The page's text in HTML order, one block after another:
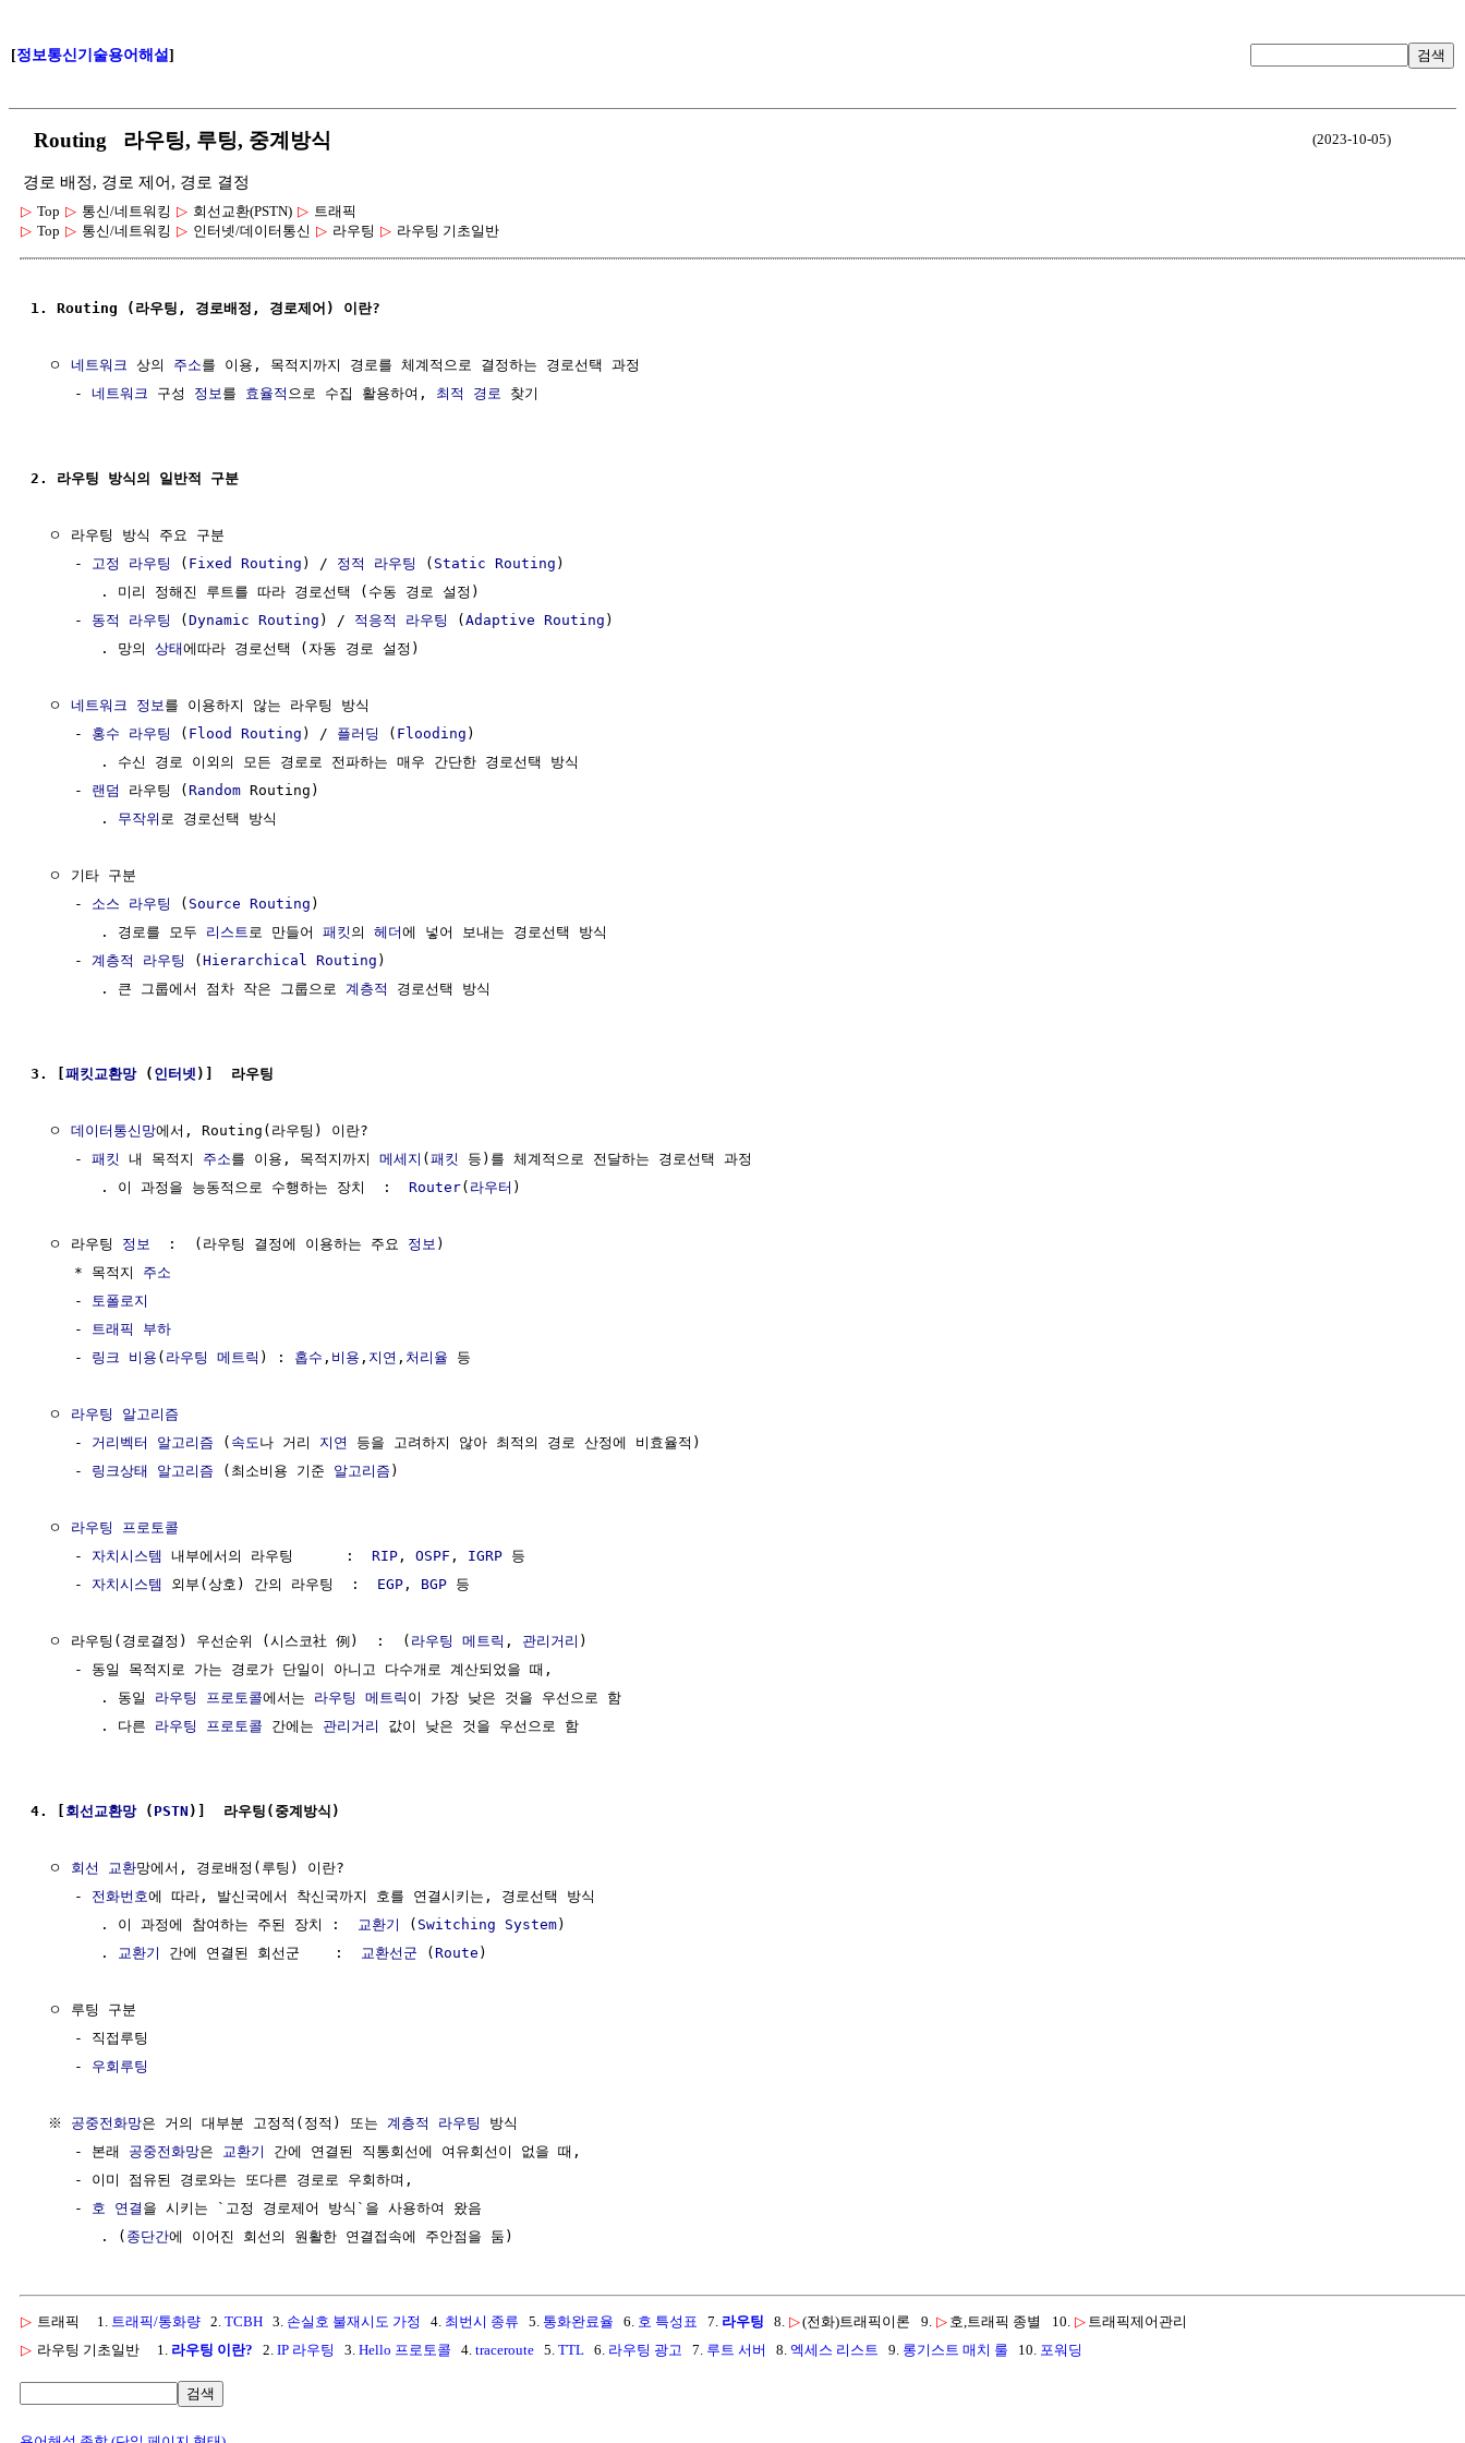
[정보통신기술용어해설] 검색
Routing 라우팅, 루팅, 중계방식 (2023-10-05)
경로 배정, 경로 제어, 경로 결정
▷ Top ▷ 통신/네트워킹 ▷ 회선교환(PSTN) ▷ 트래픽
▷ Top ▷ 통신/네트워킹 ▷ 인터넷/데이터통신 ▷ 라우팅 ▷ 라우팅 기초일반
1. Routing (라우팅, 경로배정, 경로제어) 이란?
  ㅇ
네트워크 상의 주소를 이용, 목적지까지 경로를 체계적으로 결정하는 경로선택 과정
     -
네트워크 구성 정보 를 효율적 으로 수집 활용하여, 최적 경로 찾기
2. 라우팅 방식의 일반적 구분
  ㅇ 라우팅 방식 주요 구분
     -
고정 라우팅 ( Fixed Routing ) / 정적 라우팅 ( Static Routing )
        . 미리 정해진 루트를 따라 경로선택 (수동 경로 설정)
     -
동적 라우팅 (Dynamic Routing ) / 적응적 라우팅 (Adaptive Routing )
        . 망의
상태에따라 경로선택 (자동 경로 설정)
  ㅇ
네트워크 정보 를 이용하지 않는 라우팅 방식
     -
홍수 라우팅 ( Flood Routing ) / 플러딩 ( Flooding )
        . 수신 경로 이외의 모든 경로로 전파하는 매우 간단한 경로선택 방식
     -
랜덤 라우팅 (Random Routing)
        .
무작위 로 경로선택 방식
  ㅇ 기타 구분
     -
소스 라우팅 ( Source Routing )
        . 경로를 모두
리스트 로 만들어 패킷 의 헤더에 넣어 보내는 경로선택 방식
     -
계층적 라우팅 (Hierarchical Routing )
        . 큰 그룹에서 점차 작은 그룹으로
계층적 경로선택 방식
3. [패킷교환망 ( 인터넷 )]  라우팅
  ㅇ
데이터통신망에서, Routing(라우팅) 이란?
     -
패킷 내 목적지 주소를 이용, 목적지까지 메세지 (패킷
등)를 체계적으로 전달하는 경로선택 과정
        . 이 과정을 능동적으로 수행하는 장치  :
Router( 라우터 )
  ㅇ 라우팅
정보
  :  (라우팅 결정에 이용하는 주요
정보 )
     * 목적지
주소
     -
토폴로지
     -
트래픽
부하
     -
링크 비용 ( 라우팅 메트릭 ) : 홉수 , 비용 , 지연 , 처리율 등
  ㅇ
라우팅 알고리즘
     -
거리벡터 알고리즘 ( 속도 나 거리 지연
등을 고려하지 않아 최적의 경로 산정에 비효율적)
     -
링크상태 알고리즘 (최소비용 기준 알고리즘 )
  ㅇ
라우팅 프로토콜
     -
자치시스템 내부에서의 라우팅      : RIP , OSPF , IGRP 등
     -
자치시스템 외부(상호) 간의 라우팅  : EGP , BGP 등
  ㅇ 라우팅(경로결정) 우선순위 (시스코社 例)  :  (
라우팅 메트릭 , 관리거리 )
     - 동일 목적지로 가는 경로가 단일이 아니고 다수개로 계산되었을 때,
        . 동일
라우팅 프로토콜에서는 라우팅 메트릭 이 가장 낮은 것을 우선으로 함
        . 다른
라우팅 프로토콜 간에는 관리거리 값이 낮은 것을 우선으로 함
4. [ 회선교환망 ( PSTN )]  라우팅(중계방식)
  ㅇ
회선 교환망에서, 경로배정(루팅) 이란?
     -
전화번호에 따라, 발신국에서 착신국까지 호를 연결시키는, 경로선택 방식
        . 이 과정에 참여하는 주된 장치 :
교환기 ( Switching System)
        .
교환기 간에 연결된 회선군    : 교환선군 (Route )
  ㅇ 루팅 구분
     - 직접루팅
     -
우회루팅
  ※
공중전화망은 거의 대부분 고정적(정적) 또는 계층적 라우팅
방식
     - 본래
공중전화망은 교환기
간에 연결된 직통회선에 여유회선이 없을 때,
     - 이미 점유된 경로와는 또다른 경로로 우회하며,
     -
호 연결 을 시키는 `고정 경로제어 방식`을 사용하여 왔음
        . (
종단간
▷ 트래픽 1. 트래픽/통화량 2. TCBH 3. 손실호 불재시도 가정 4. 최번시 종류 5. 통화완료율 6. 호 특성표 7. 라우팅 8. ▷(전화)트래픽이론 9. ▷ 호,트래픽 종별 10. ▷ 트래픽제어관리
▷ 라우팅 기초일반 1. 라우팅 이란? 2. IP 라우팅 3. Hello 프로토콜 4. traceroute 5. TTL 6. 라우팅 광고 7. 루트 서버 8. 엑세스 리스트 9. 롱기스트 매치 룰 10. 포워딩
검색